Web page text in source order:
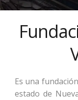
Es una
estado de